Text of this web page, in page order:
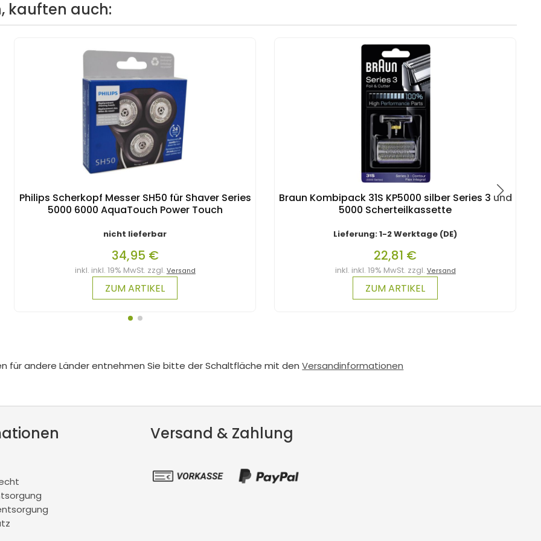
kauften auch:
Philips Scherkopf Messer SH50 für Shaver Series
5000 6000 AquaTouch Power Touch
nicht lieferbar
34,95 €
inkl. inkl. 19% MwSt. zzgl. Versand
ZUM ARTIKEL
Braun Kombipack 31S KP5000 silber Series 3 und
5000 Scherteilkassette
Lieferung: 1-2 Werktage (DE)
22,81 €
inkl. inkl. 19% MwSt. zzgl. Versand
ZUM ARTIKEL
für andere Länder entnehmen Sie bitte der Schaltfläche mit denVersandinformationen
Versand & Zahlung